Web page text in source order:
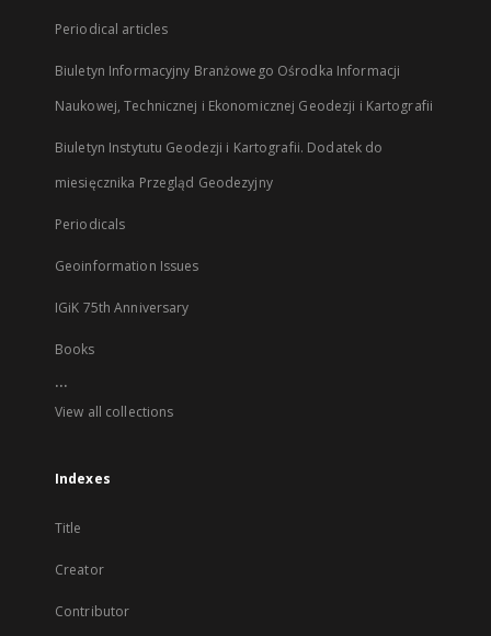
Periodical articles
Biuletyn Informacyjny Branżowego Ośrodka Informacji
Naukowej, Technicznej i Ekonomicznej Geodezji i Kartografii
Biuletyn Instytutu Geodezji i Kartografii. Dodatek do
miesięcznika Przegląd Geodezyjny
Periodicals
Geoinformation Issues
IGiK 75th Anniversary
Books
...
View all collections
Indexes
Title
Creator
Contributor